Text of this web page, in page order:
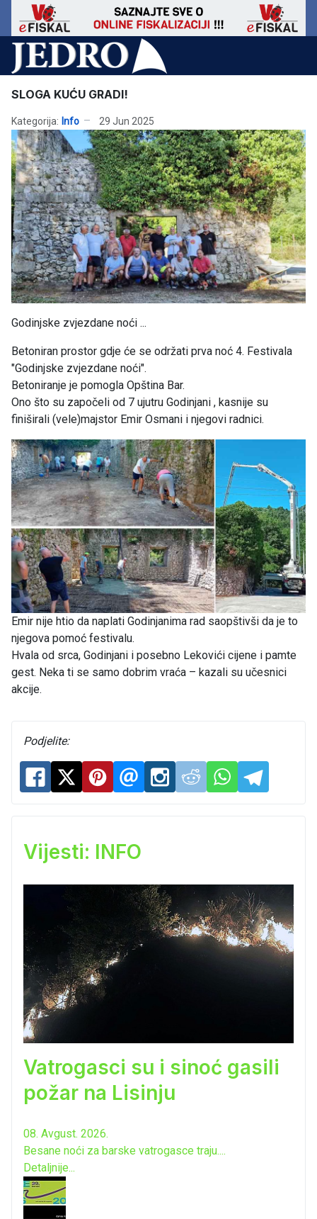
SLOGA KUĆU GRADI!
Kategorija: Info 29 Jun 2025
Godinjske zvjezdane noći ...
Betoniran prostor gdje će se održati prva noć 4. Festivala
"Godinjske zvjezdane noći".
Betoniranje je pomogla Opština Bar.
Ono što su započeli od 7 ujutru Godinjani , kasnije su
finiširali (vele)majstor Emir Osmani i njegovi radnici.
Emir nije htio da naplati Godinjanima rad saopštivši da je to
njegova pomoć festivalu.
Hvala od srca, Godinjani i posebno Lekovići cijene i pamte
gest. Neka ti se samo dobrim vraća – kazali su učesnici
akcije.
Podjelite:
Vijesti: INFO
Vatrogasci su i sinoć gasili
požar na Lisinju
08. Avgust. 2026.
Besane noći za barske vatrogasce traju....
Detaljnije...